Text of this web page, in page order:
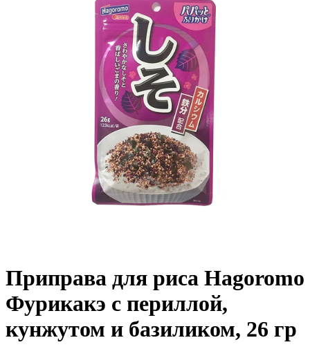
Приправа для риса Hagoromo
Фурикакэ с периллой,
кунжутом и базиликом, 26 гр